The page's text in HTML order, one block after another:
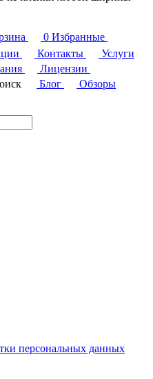
0 Избранные
Контакты
Услуги
Лицензии
Блог
Обзоры
персональных данных